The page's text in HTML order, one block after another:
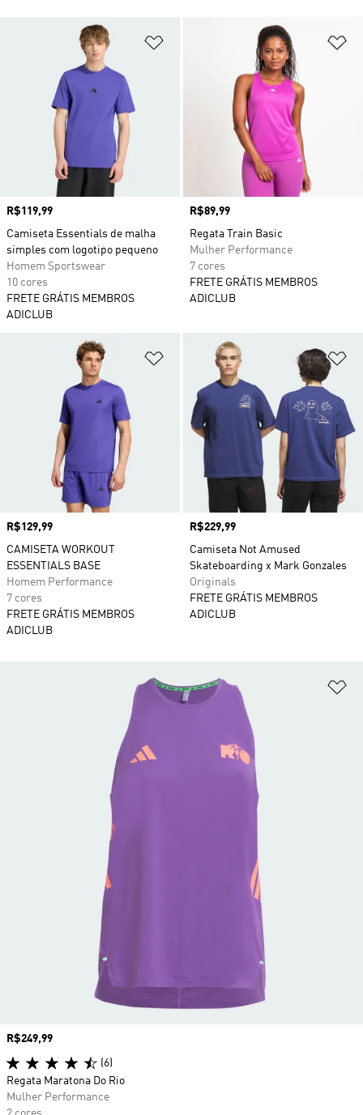
Adicionar à Lista de Desejos
Preço
R$119,99
Camiseta Essentials de malha
simples com logotipo pequeno
Homem Sportswear
10 cores
FRETE GRÁTIS MEMBROS
ADICLUB
Preço
R$89,99
Regata Train Basic
Mulher Performance
7 cores
FRETE GRÁTIS MEMBROS
ADICLUB
Adicionar à Lista de Desejos
Preço
R$129,99
CAMISETA WORKOUT
ESSENTIALS BASE
Homem Performance
7 cores
FRETE GRÁTIS MEMBROS
ADICLUB
Preço
R$229,99
Camiseta Not Amused
Skateboarding x Mark Gonzales
Originals
FRETE GRÁTIS MEMBROS
ADICLUB
Preço
R$249,99
(6)
Regata Maratona Do Rio
Mulher Performance